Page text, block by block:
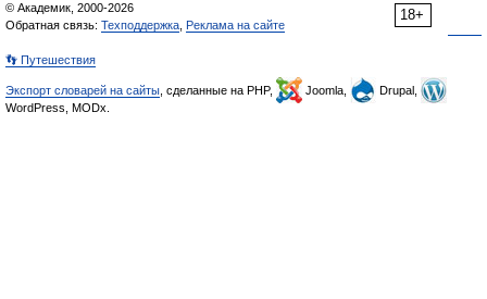
18+
© Академик, 2000-2026
Обратная связь: Техподдержка Реклама на сайте
👣 Путешествия
Экспорт словарей на сайты , сделанные на PHP, Joomla,
Drupal,
WordPress, MODx.